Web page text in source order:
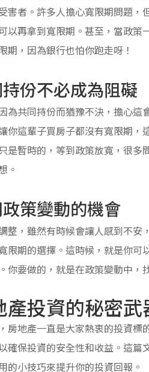
害者。許多人擔心寬限期問題
以再拿到寬限期。甚至，當政策
期，因為銀行也怕你跑走呀！
份不必成為阻礙
為共同持份而猶豫不決，擔心
你這輩子買房子都沒有寬限期
是暫時的，等到政策放寬，很多
。
策變動的機會
整，雖然有時候會讓人感到不
限期的選擇。這時候，就是你
你要做的，就是在政策變動中，
產投資的秘密
房地產一直是大家熱衷的投資標
確保投資的安全性和收益。這篇
的小技巧來提升你的投資回報。